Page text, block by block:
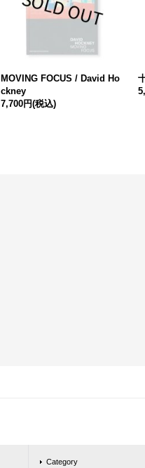
MOVING FOCUS / David Ho
ckney
7,700円(税込)
Category